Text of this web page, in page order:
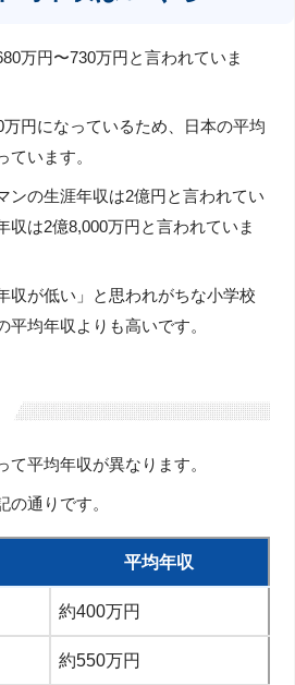
万円〜730万円と言われていま
円になっているため、日本の平均
ています。
ンの生涯年収は2億円と言われてい
収は2億8,000万円と言われていま
収が低い」と思われがちな小学校
平均年収よりも高いです。
て平均年収が異なります。
の通りです。
平均年収
約400万円
約550万円